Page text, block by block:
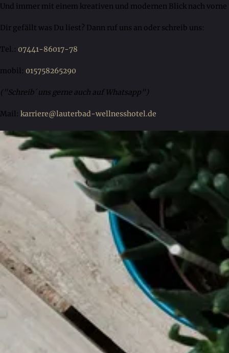
Und immer mit einem kreativen und modernen Blick nach vorne
Dir gefällt was Du liest? Dann ruf uns an oder schreib uns:
Tel.: 07441-86017-78
mobil: 015758265290
("Schreib´ uns gerne auch auf Whatsapp")
Mail: karriere@lauterbad-wellnesshotel.de